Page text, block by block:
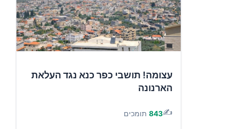
עצומה! תושבי כפר כנא נגד העלאת
הארנונה
✍️
843 תומכים